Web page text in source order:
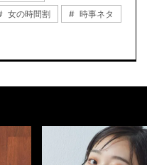
女の時間割
時事ネタ